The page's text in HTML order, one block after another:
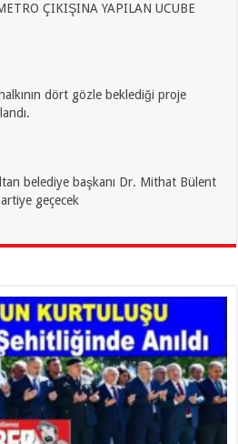
ÇIKIŞINA YAPILAN UCUBE
dört gözle beklediği proje
belediye başkanı Dr. Mithat Bülent
geçecek